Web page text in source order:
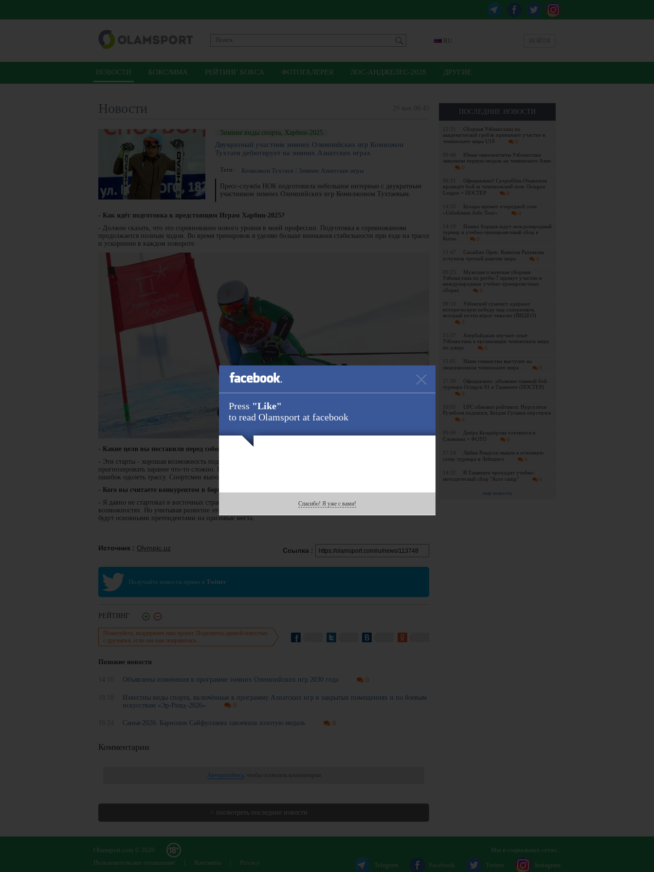
RU
НОВОСТИ БОКС/ММА РЕЙТИНГ БОКСА ФОТОГАЛЕРЕЯ ЛОС-АНДЖЕЛЕС-2028 ДРУГИЕ
ПОСЛЕДНИЕ НОВОСТИ
12:31
Сборная Узбекистана по
академической гребле принимает участие в
чемпионате мира U19
0
09:48
Юные тяжелоатлеты Узбекистана
завоевали первую медаль на чемпионате Азии
0
08:31
Официально! Сухроббек Отажонов
проведёт бой за чемпионский пояс Octagon
League + ПОСТЕР
0
14:55
Бухара примет очередной этап
«Uzbekistan Judo Tour»
0
14:19
Наших борцов ждут международный
турнир и учебно-тренировочный сбор в
Китае
0
11:47
Canadian Open. Камилла Рахимова
уступила третьей ракетке мира
0
09:25
Мужская и женская сборные
Узбекистана по регби-7 примут участие в
международных учебно-тренировочных
сборах
0
08:10
Узбекский сумоист одержал
историческую победу над соперником,
который почти втрое тяжелее (ВИДЕО)
0
15:37
Азербайджан изучает опыт
Узбекистана в организации чемпионата мира
по дзюдо
0
11:01
Наши гимнастки выступят на
лицензионном чемпионате мира
0
17:30
Официально: объявлен главный бой
турнира Octagon 91 в Ташкенте (ПОСТЕР)
0
10:05
UFC обновил рейтинги: Нурсултон
Рузибоев поднялся, Богдан Гуськов опустился
0
09:40
Диёра Келдиёрова готовится в
Словении + ФОТО
0
17:24
Лайма Владсон вышла в основную
сетку турнира в Лейпциге
0
14:32
В Ташкенте проходит учебно-
методический сбор "Acro camp"
0
еще новости
Новости
Зимние виды спорта, Харбин-2025
Двукратный участник зимних Олимпийских игр Комилжон
Тухтаев дебютирует на зимних Азиатских играх
Теги : Комилжон Тухтаев Зимние Азиатские игры
Пресс-служба НОК подготовила небольшое интервью с двукратным
участником зимних Олимпийских игр Комилжоном Тухтаевым.
- Как идёт подготовка к предстоящим Играм Харбин-2025?
- Должен сказать, что это соревнование нового уровня в моей профессии. Подготовка к соревнованиям
продолжается полным ходом. Во время тренировок я уделяю больше внимания стабильности при езде на трассе
и ускорению в каждом повороте.
- Какие цели вы поставили перед собой и что ожидаете от Харбин-2025?
- Эти старты - хорошая возможность подняться на пьедестал почёта. Однако это большой спорт и
прогнозировать заранее что-то сложно. Главное для горнолыжника - это по мере возможности быстро и без
ошибок одолеть трассу. Спортсмен выполнивший эти критерии, разумеется может обеспечить себе медаль.
- Кого вы считаете конкурентом в борьбе за медаль?
- Я давно не стартовал в восточных странах. Я почти не имею представления о многих спортсменах и их
возможностях. Но учитывая развитие этого вида спорта в странах, могу отметить, что Южная Корея и Япония
будут основными претендентами на призовые места.
Ссылка :
Источник : Olympic.uz
Получайте новости прямо в Twitter
РЕЙТИНГ:
Пожалуйста, поддержите наш проект. Поделитесь данной новостью
с друзьями, если она вам понравилась.
Похожие новости
Объявлены изменения в программе зимних Олимпийских игр 2030 года 0
Известны виды спорта, включённые в программу Азиатских игр в закрытых помещениях и по боевым
искусствам «Эр-Рияд–2026»
0
Санья-2026: Барнохон Сайфуллаева завоевала золотую медаль 0
Комментарии
Авторизуйтесь, чтобы оставлять комментарии
< посмотреть последние новости
Мы в социальных сетях::
Telegram Facebook Twitter Instagram
Olamsport.com © 2026
Пользовательское соглашение
| Контакты | Privacy
Press "Like"
to read Olamsport at facebook
Спасибо! Я уже с вами!